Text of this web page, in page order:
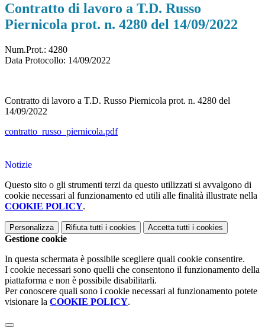
Contratto di lavoro a T.D. Russo
Piernicola prot. n. 4280 del 14/09/2022
Num.Prot.: 4280
Data Protocollo: 14/09/2022
Contratto di lavoro a T.D. Russo Piernicola prot. n. 4280 del
14/09/2022
contratto_russo_piernicola.pdf
Notizie
Questo sito o gli strumenti terzi da questo utilizzati si avvalgono di
cookie necessari al funzionamento ed utili alle finalità illustrate nella
COOKIE POLICY.
Personalizza Rifiuta tutti i cookies Accetta tutti i cookies
Gestione cookie
In questa schermata è possibile scegliere quali cookie consentire.
I cookie necessari sono quelli che consentono il funzionamento della
piattaforma e non è possibile disabilitarli.
Per conoscere quali sono i cookie necessari al funzionamento potete
visionare la COOKIE POLICY.